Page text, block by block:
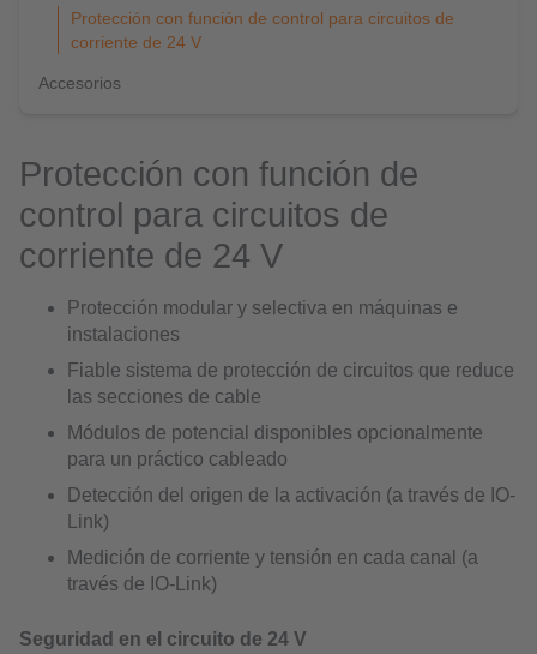
Protección con función de control para circuitos de
corriente de 24 V
Accesorios
Protección con función de
control para circuitos de
corriente de 24 V
Protección modular y selectiva en máquinas e
instalaciones
Fiable sistema de protección de circuitos que reduce
las secciones de cable
Módulos de potencial disponibles opcionalmente
para un práctico cableado
Detección del origen de la activación (a través de IO-
Link)
Medición de corriente y tensión en cada canal (a
través de IO-Link)
Seguridad en el circuito de 24 V